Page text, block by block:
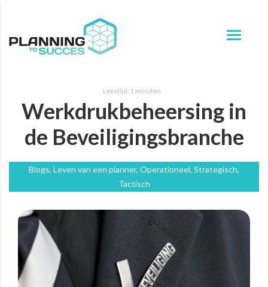
Werkdrukbeheersing in
de Beveiligingsbranche
Blogs, Leven van een planner, Operationeel, Strategisch,
Tactisch